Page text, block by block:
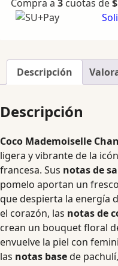
Compra a 3 cuotas de$
Descripción
Descripción
Coco Mademoiselle
ligera y vibrante de la
francesa. Sus notas de
pomelo aportan un
que despierta la energía
el corazón, las notas de
crean un bouquet floral
envuelve la piel con
las notas basede